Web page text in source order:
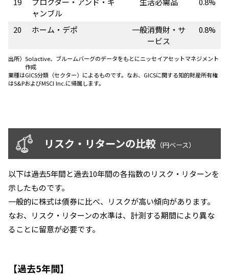
ャンブル
20 ホーム・デポ
一般消費財・サ
ービス
0.8%
出所） Solactive、ブルームバーグのデータをもとにニッセイアセットマネジメント
作成
業種はGICS分類（セクター）によるものです。なお、GICSに関する知的財産所有権
はS&PおよびMSCI Inc.に帰属します。
リスク・リターンの比較 （円ベース）
以下は過去5年間と過去10年間の各指数のリスク・リターンを
示したものです。
一般的に株式は債券に比べ、リスクが高い傾向があります。
なお、リスク・リターンの水準は、計測する期間により異な
ることに留意が必要です。
【過去5年間】